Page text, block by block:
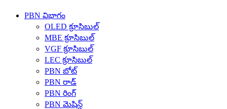
PBN విభాగం
OLED క్రూసిబుల్
MBE క్రూసిబుల్
VGF క్రూసిబుల్
LEC క్రూసిబుల్
PBN బోట్
PBN రాడ్
PBN రింగ్
PBN మెషిన్డ్